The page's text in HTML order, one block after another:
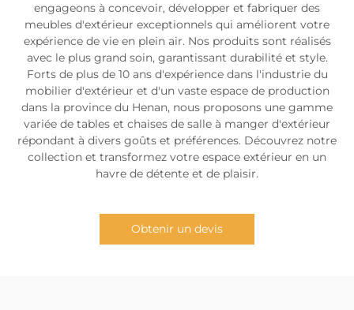
engageons à concevoir, développer et fabriquer des
meubles d'extérieur exceptionnels qui améliorent votre
expérience de vie en plein air. Nos produits sont réalisés
avec le plus grand soin, garantissant durabilité et style.
Forts de plus de 10 ans d'expérience dans l'industrie du
mobilier d'extérieur et d'un vaste espace de production
dans la province du Henan, nous proposons une gamme
variée de tables et chaises de salle à manger d'extérieur
répondant à divers goûts et préférences. Découvrez notre
collection et transformez votre espace extérieur en un
havre de détente et de plaisir.
Obtenir un devis